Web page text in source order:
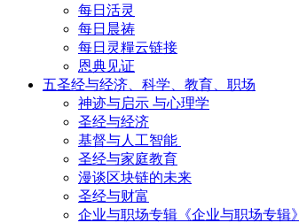
每日活灵
每日晨祷
每日灵糧云链接
恩典见证
五圣经与经济、科学、教育、职场
神迹与启示 与心理学
圣经与经济
基督与人工智能
圣经与家庭教育
漫谈区块链的未来
圣经与财富
企业与职场专辑《企业与职场专辑》